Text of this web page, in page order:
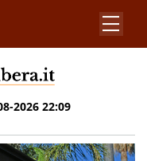
2026 22:09